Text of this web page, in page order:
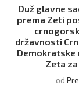
Duž glavne
prema Zeti
državnosti
Demokratske
Zeta
od